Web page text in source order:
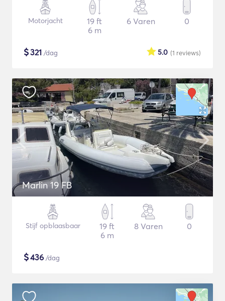
Motorjacht
19 ft
6 m
6 Varen 0
$321 /dag (1 reviews)
5.0
Marlin 19 FB
Stijf opblaasbaar
19 ft
6 m
8 Varen 0
$436 /dag